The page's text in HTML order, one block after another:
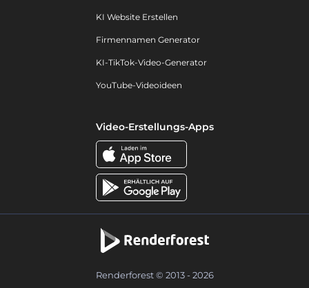
KI Website Erstellen
Firmennamen Generator
KI-TikTok-Video-Generator
YouTube-Videoideen
Video-Erstellungs-Apps
Renderforest © 2013 - 2026